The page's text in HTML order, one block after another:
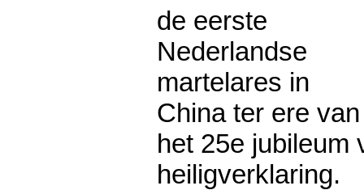
de eerste
Nederlandse
martelares in
China ter ere van
het 25e jubileum
heiligverklaring.